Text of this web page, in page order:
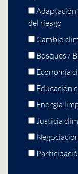
del riesgo
Cambio
Bosques /
Economía
Educación
Energía
Justicia